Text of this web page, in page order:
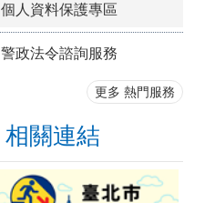
個人資料保護專區
警政法令諮詢服務
更多 熱門服務
相關連結